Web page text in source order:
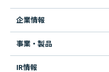
企業情報
事業・製品
IR情報